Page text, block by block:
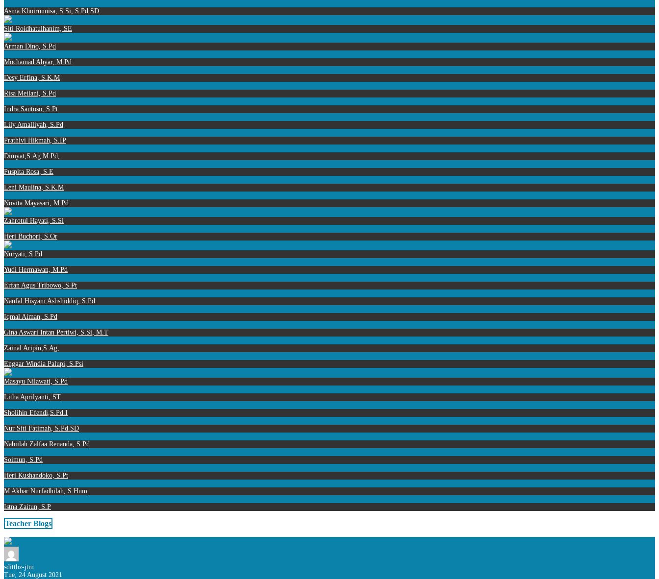
Asma Khoirunnisa, S.Si, S.Pd.SD
Siti Roidhatulhanim, SE
Arman Dino, S.Pd
Mochamad Ahyar, M.Pd
Desy Erfina, S.K.M
Risa Meilani, S.Pd
Indra Santoso, S.Pt
Lily Amalliyah, S.Pd
Prathivi Hikmah, S.IP
Dimyat,S.Ag.M.Pd,
Puspita Rosa, S.E
Leni Maulina, S.K.M
Novita Mayasari, M.Pd
Zahrotul Hayati, S.Si
Heri Buchori, S.Or
Nuryati, S.Pd
Yudi Hermawan, M.Pd
Erfan Agus Tribowo, S.Pt
Naufal Hisyam Ashshiddiq, S.Pd
Iqmal Aiman, S.Pd
Gina Aswari Intan Pertiwi, S.Si, M.T
Zainal Aripin,S.Ag,
Enggar Windia Palupi, S.Psi
Masayu Nilawati, S.Pd
Litha Aprilyanti, ST
Sholihin Efendi,S.Pd.I
Nur Siti Fatimah, S.Pd.SD
Nabiilah Zalfaa Renanda, S.Pd
Soimun, S.Pd
Heri Kushandoko, S.Pt
M Akbar Nurfadhilah, S.Hum
Istna Zaitun, S.P
Teacher Blogs
sdittbz-jtm
Tue, 24 August 2021